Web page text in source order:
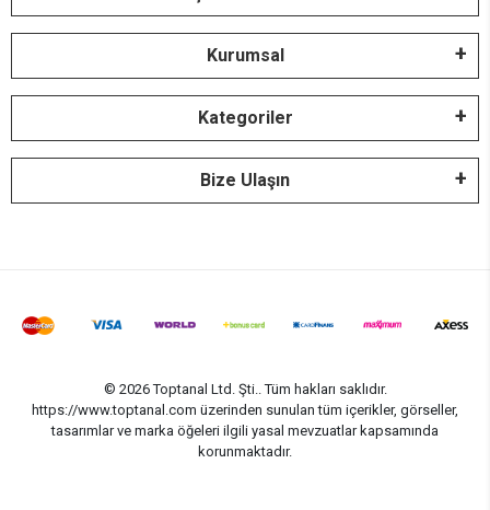
Kurumsal
Kategoriler
Bize Ulaşın
© 2026 Toptanal Ltd. Şti.. Tüm hakları saklıdır.
https://www.toptanal.com üzerinden sunulan tüm içerikler, görseller,
tasarımlar ve marka öğeleri ilgili yasal mevzuatlar kapsamında
korunmaktadır.